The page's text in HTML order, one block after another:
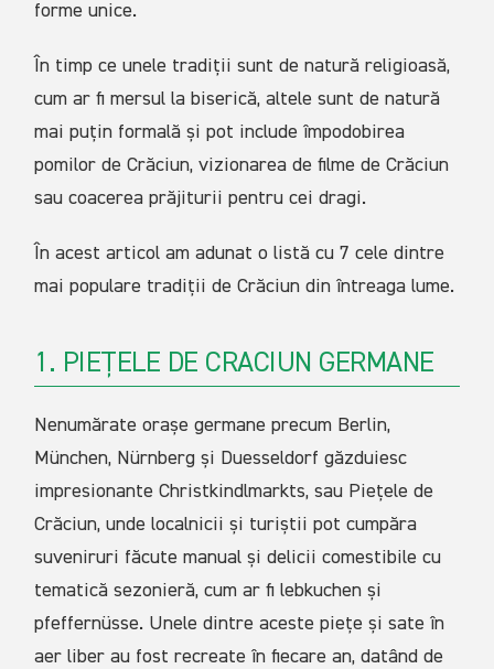
forme unice.
În timp ce unele tradiții sunt de natură religioasă,
cum ar fi mersul la biserică, altele sunt de natură
mai puțin formală și pot include împodobirea
pomilor de Crăciun, vizionarea de filme de Crăciun
sau coacerea prăjiturii pentru cei dragi.
În acest articol am adunat o listă cu 7 cele dintre
mai populare tradiții de Crăciun din întreaga lume.
1. PIEȚELE DE CRACIUN GERMANE
Nenumărate orașe germane precum Berlin,
München, Nürnberg și Duesseldorf găzduiesc
impresionante Christkindlmarkts, sau Piețele de
Crăciun, unde localnicii și turiștii pot cumpăra
suveniruri făcute manual și delicii comestibile cu
tematică sezonieră, cum ar fi lebkuchen și
pfeffernüsse. Unele dintre aceste piețe și sate în
aer liber au fost recreate în fiecare an, datând de